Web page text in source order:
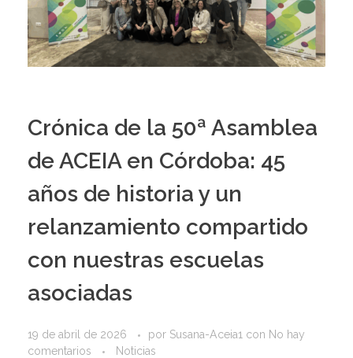
Crónica de la 50ª Asamblea
de ACEIA en Córdoba: 45
años de historia y un
relanzamiento compartido
con nuestras escuelas
asociadas
19 de abril de 2026 por Susana-Aceia1 con No hay
comentarios
Noticias